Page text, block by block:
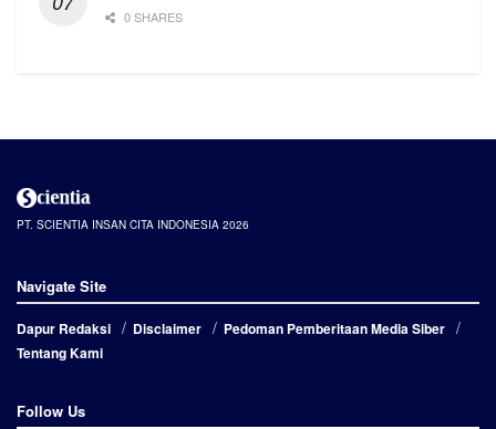
0 SHARES
PT. SCIENTIA INSAN CITA INDONESIA 2026
Navigate Site
Dapur Redaksi Disclaimer
Pedoman Pemberitaan Media Siber
Tentang Kami
Follow Us